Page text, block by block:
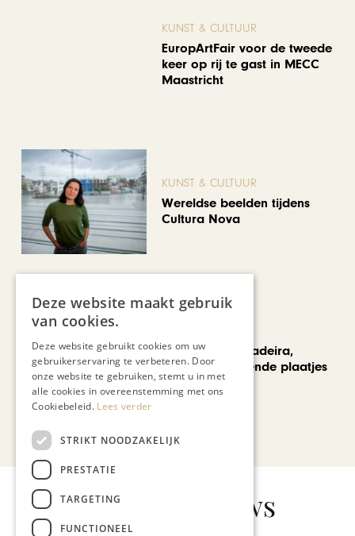
KUNST & CULTUUR
EuropArtFair voor de tweede
keer op rij te gast in MECC
Maastricht
KUNST & CULTUUR
Wereldse beelden tijdens
Cultura Nova
Een week op Madeira,
voorbij de bekende plaatjes
Bekijk alle artikelen
Gerelateerd nieuws
Deze website maakt gebruik
van cookies.
Deze website gebruikt cookies om uw
gebruikerservaring te verbeteren. Door
onze website te gebruiken, stemt u in met
alle cookies in overeenstemming met ons
Cookiebeleid. Lees verder
STRIKT NOODZAKELIJK
PRESTATIE
TARGETING
FUNCTIONEEL